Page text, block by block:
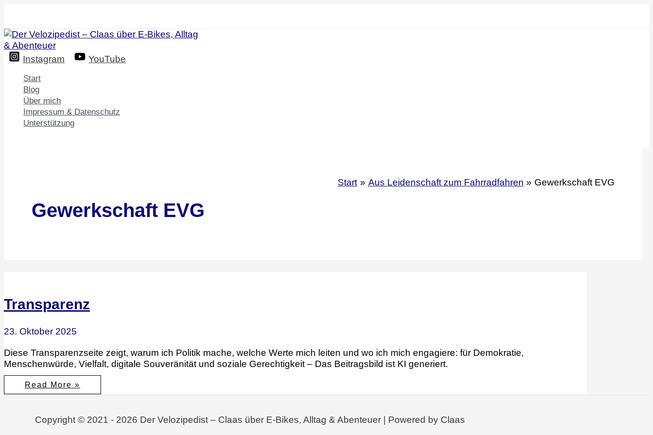
springen
Instagram YouTube
Start
Blog
Über mich
Impressum & Datenschutz
Unterstützung
Start Aus Leidenschaft zum Fahrradfahren Gewerkschaft EVG
Gewerkschaft EVG
Transparenz
23. Oktober 2025
Diese Transparenzseite zeigt, warum ich Politik mache, welche Werte mich leiten und wo ich mich engagiere: für Demokratie,
Menschenwürde, Vielfalt, digitale Souveränität und soziale Gerechtigkeit – Das Beitragsbild ist KI generiert.
Transparenz
Read More »
Copyright © 2021 - 2026 Der Velozipedist – Claas über E-Bikes, Alltag & Abenteuer | Powered by Claas